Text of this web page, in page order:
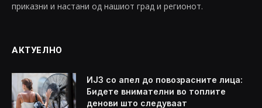
приказни и настани од нашиот град и регионот.
АКТУЕЛНО
ИЈЗ со апел до повозрасните лица:
Бидете внимателни во топлите
денови што следуваат